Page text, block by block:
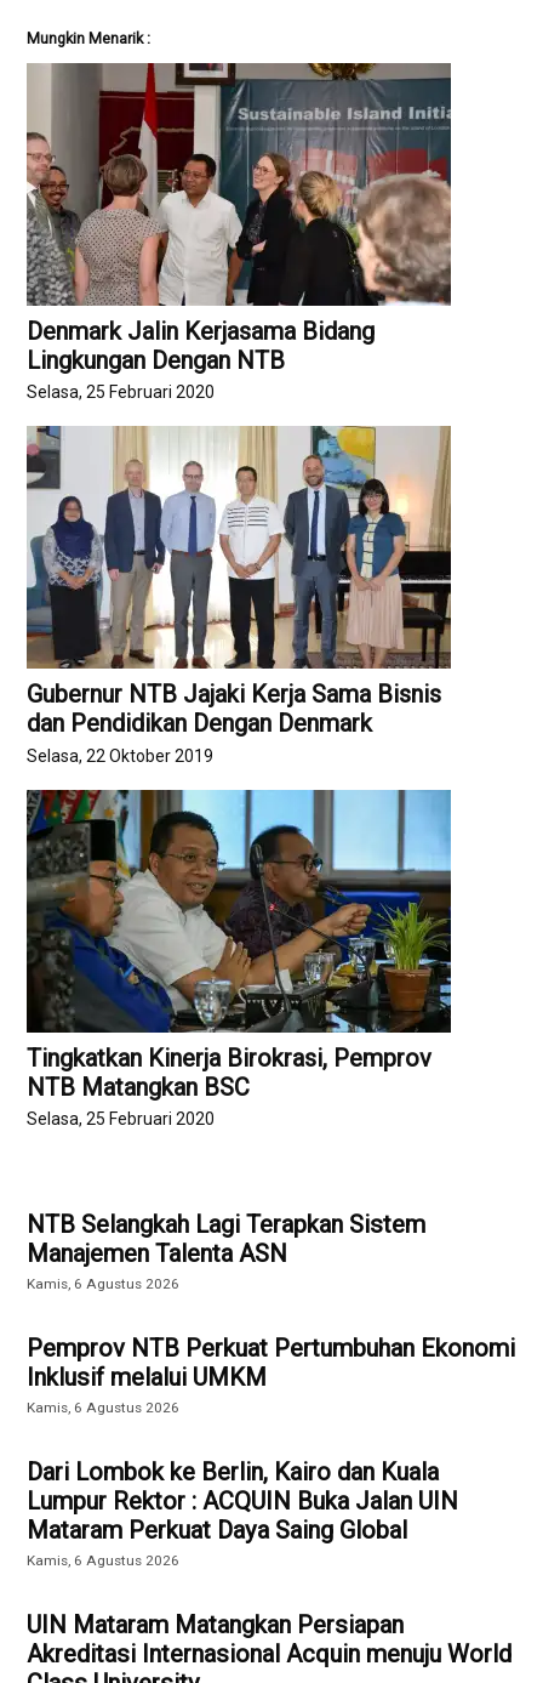
Mungkin Menarik :
Denmark Jalin Kerjasama Bidang
Lingkungan Dengan NTB
Selasa, 25 Februari 2020
Gubernur NTB Jajaki Kerja Sama Bisnis
dan Pendidikan Dengan Denmark
Selasa, 22 Oktober 2019
Tingkatkan Kinerja Birokrasi, Pemprov
NTB Matangkan BSC
Selasa, 25 Februari 2020
NTB Selangkah Lagi Terapkan Sistem
Manajemen Talenta ASN
Kamis, 6 Agustus 2026
Pemprov NTB Perkuat Pertumbuhan Ekonomi
Inklusif melalui UMKM
Kamis, 6 Agustus 2026
Dari Lombok ke Berlin, Kairo dan Kuala
Lumpur Rektor : ACQUIN Buka Jalan UIN
Mataram Perkuat Daya Saing Global
Kamis, 6 Agustus 2026
UIN Mataram Matangkan Persiapan
Akreditasi Internasional Acquin menuju World